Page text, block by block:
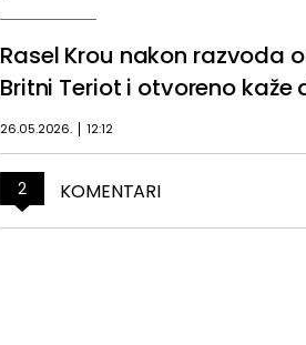
Rasel Krou nakon razvoda
Britni Teriot i otvoreno kaže
26.05.2026. 12:12
2 KOMENTARI